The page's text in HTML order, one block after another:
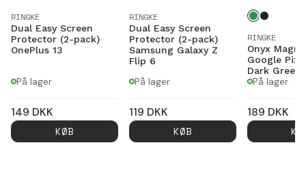
RINGKE
Dual Easy Screen
Protector (2-pack)
OnePlus 13
På lager
149 DKK
KØB
RINGKE
Dual Easy Screen
Protector (2-pack)
Samsung Galaxy Z
Flip 6
På lager
119 DKK
KØB
RINGKE
Onyx
Google
Dark Green
På lager
189 DKK